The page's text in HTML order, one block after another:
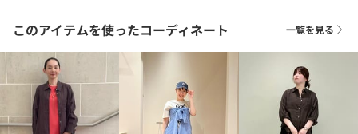
============================
透け感：ややあり
伸縮：なし
ケア方法：手洗い可
============================
このアイテムを使ったコーディネート 一覧を見る